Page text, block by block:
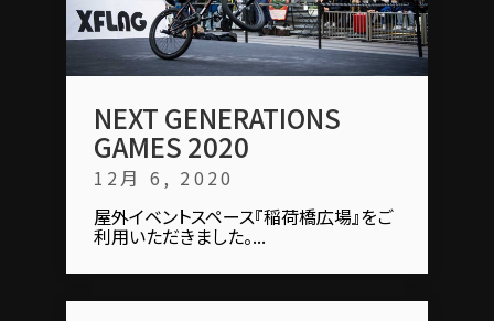
NEXT GENERATIONS
GAMES 2020
12月 6, 2020
屋外イベントスペース『稲荷橋広場』をご
利用いただきました。...